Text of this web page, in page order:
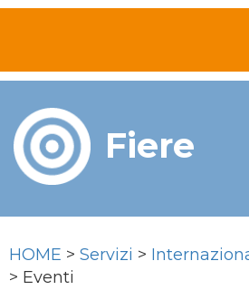
Fiere
HOME > Servizi >
> Eventi